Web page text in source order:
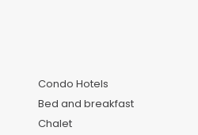
Condo Hotels
Bed and breakfast
Chalet